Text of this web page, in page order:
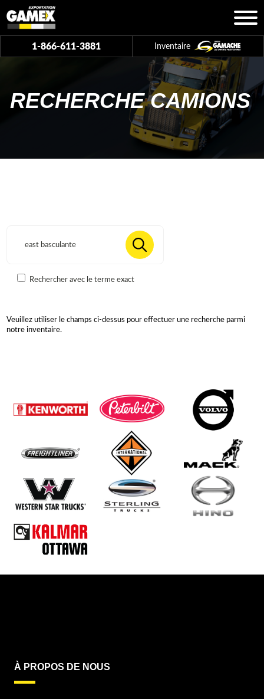
1-866-611-3881 Inventaire
RECHERCHE CAMIONS
Rechercher avec le terme exact
Veuillez utiliser le champs ci-dessus pour effectuer une recherche parmi
notre inventaire.
À PROPOS DE NOUS